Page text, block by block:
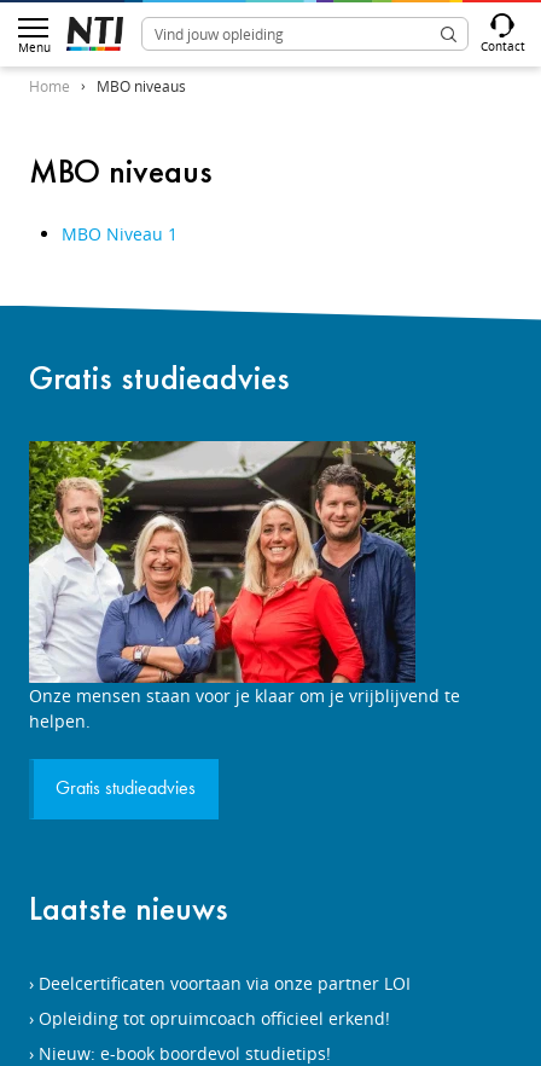
Menu Contact
Home MBO niveaus
MBO niveaus
MBO Niveau 1
Gratis studieadvies
Studieadviesgesprek
aanvragen
Onze mensen staan voor je klaar om je vrijblijvend te
helpen.
Gratis studieadvies
Laatste nieuws
Deelcertificaten voortaan via onze partner LOI
Opleiding tot opruimcoach officieel erkend!
Nieuw: e-book boordevol studietips!